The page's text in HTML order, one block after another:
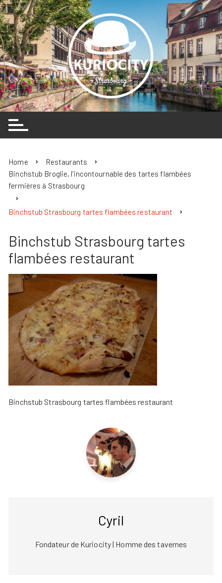
Skip
to
content
Home
Restaurants
Binchstub Broglie, l’incontournable des tartes flambées
fermières à Strasbourg
Binchstub Strasbourg tartes flambées restaurant
Binchstub Strasbourg tartes
flambées restaurant
Binchstub Strasbourg tartes flambées restaurant
Cyril
Fondateur de Kuriocity | Homme des tavernes